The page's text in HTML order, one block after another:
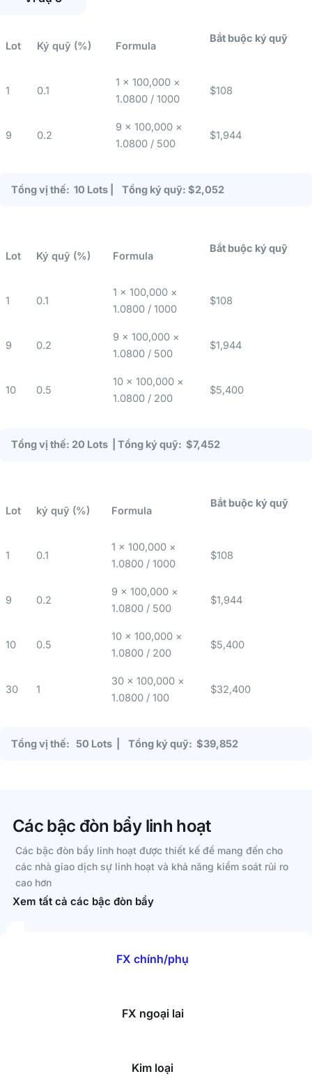
Lot Ký quỹ (%) Formula
Bắt buộc ký quỹ
1 0.1
1 × 100,000 ×
1.0800 / 1000
$108
9 0.2
9 × 100,000 ×
1.0800 / 500
$1,944
Tổng vị thế: 10 Lots | Tổng ký quỹ: $2,052
Lot Ký quỹ (%) Formula
Bắt buộc ký quỹ
1 0.1
1 × 100,000 ×
1.0800 / 1000
$108
9 0.2
9 × 100,000 ×
1.0800 / 500
$1,944
10 0.5
10 × 100,000 ×
1.0800 / 200
$5,400
Tổng vị thế: 20 Lots | Tổng ký quỹ: $7,452
Lot ký quỹ (%) Formula
Bắt buộc ký quỹ
1 0.1
1 × 100,000 ×
1.0800 / 1000
$108
9 0.2
9 × 100,000 ×
1.0800 / 500
$1,944
10 0.5
10 × 100,000 ×
1.0800 / 200
$5,400
30 1
30 × 100,000 ×
1.0800 / 100
$32,400
Tổng vị thế: 50 Lots | Tổng ký quỹ: $39,852
Các bậc đòn bẩy linh hoạt
Các bậc đòn bẩy linh hoạt được thiết kế để mang đến cho
các nhà giao dịch sự linh hoạt và khả năng kiểm soát rủi ro
cao hơn
Xem tất cả các bậc đòn bẩy
FX chính/phụ
FX ngoại lai
Kim loại